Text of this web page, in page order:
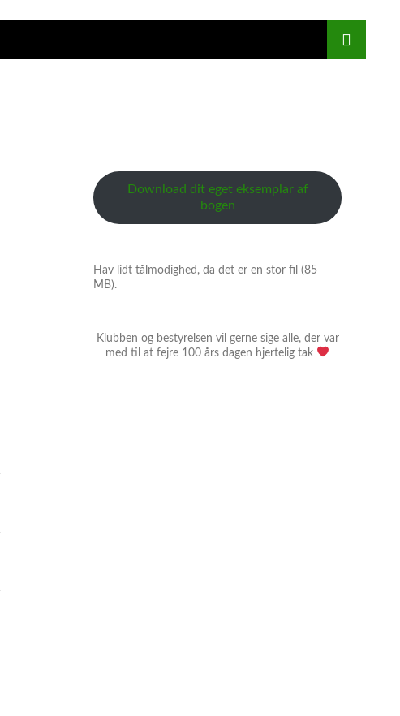
Download dit eget eksemplar af
bogen
Hav lidt tålmodighed, da det er en stor fil (85
MB).
Klubben og bestyrelsen vil gerne sige alle, der var
med til at fejre 100 års dagen hjertelig tak